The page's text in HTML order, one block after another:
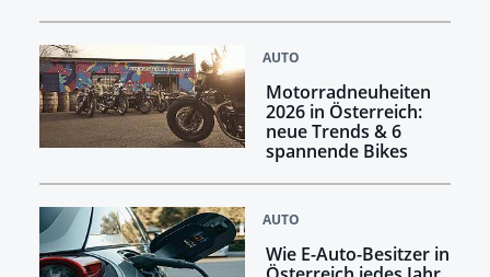
AUTO
Motorradneuheiten
2026 in Österreich:
neue Trends & 6
spannende Bikes
AUTO
Wie E-Auto-Besitzer in